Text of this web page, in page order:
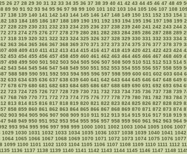
26 27 28 29 30 31 32 33 34 35 36 37 38 39 40 41 42 43 44 45 46 47 48 49
89 90 91 92 93 94 95 96 97 98 99 100 101 102 103 104 105 106 107 108 109
138 139 140 141 142 143 144 145 146 147 148 149 150 151 152 153 154
183 184 185 186 187 188 189 190 191 192 193 194 195 196 197 198 199
228 229 230 231 232 233 234 235 236 237 238 239 240 241 242 243 244
273 274 275 276 277 278 279 280 281 282 283 284 285 286 287 288 289
318 319 320 321 322 323 324 325 326 327 328 329 330 331 332 333 334
363 364 365 366 367 368 369 370 371 372 373 374 375 376 377 378 379
408 409 410 411 412 413 414 415 416 417 418 419 420 421 422 423 424
453 454 455 456 457 458 459 460 461 462 463 464 465 466 467 468 469
498 499 500 501 502 503 504 505 506 507 508 509 510 511 512 513 514
543 544 545 546 547 548 549 550 551 552 553 554 555 556 557 558 559
588 589 590 591 592 593 594 595 596 597 598 599 600 601 602 603 604
633 634 635 636 637 638 639 640 641 642 643 644 645 646 647 648 649
678 679 680 681 682 683 684 685 686 687 688 689 690 691 692 693 694
723 724 725 726 727 728 729 730 731 732 733 734 735 736 737 738 739
768 769 770 771 772 773 774 775 776 777 778 779 780 781 782 783 784
813 814 815 816 817 818 819 820 821 822 823 824 825 826 827 828 829
858 859 860 861 862 863 864 865 866 867 868 869 870 871 872 873 874
903 904 905 906 907 908 909 910 911 912 913 914 915 916 917 918 919
948 949 950 951 952 953 954 955 956 957 958 959 960 961 962 963 964
993 994 995 996 997 998 999 1000 1001 1002 1003 1004 1005 1006 1007
1029 1030 1031 1032 1033 1034 1035 1036 1037 1038 1039 1040 1041 1042
1064 1065 1066 1067 1068 1069 1070 1071 1072 1073 1074 1075 1076 1077
1099 1100 1101 1102 1103 1104 1105 1106 1107 1108 1109 1110 1111 1112
1136 1137 1138 1139 1140 1141 1142 1143 1144 1145 1146 1147 1148